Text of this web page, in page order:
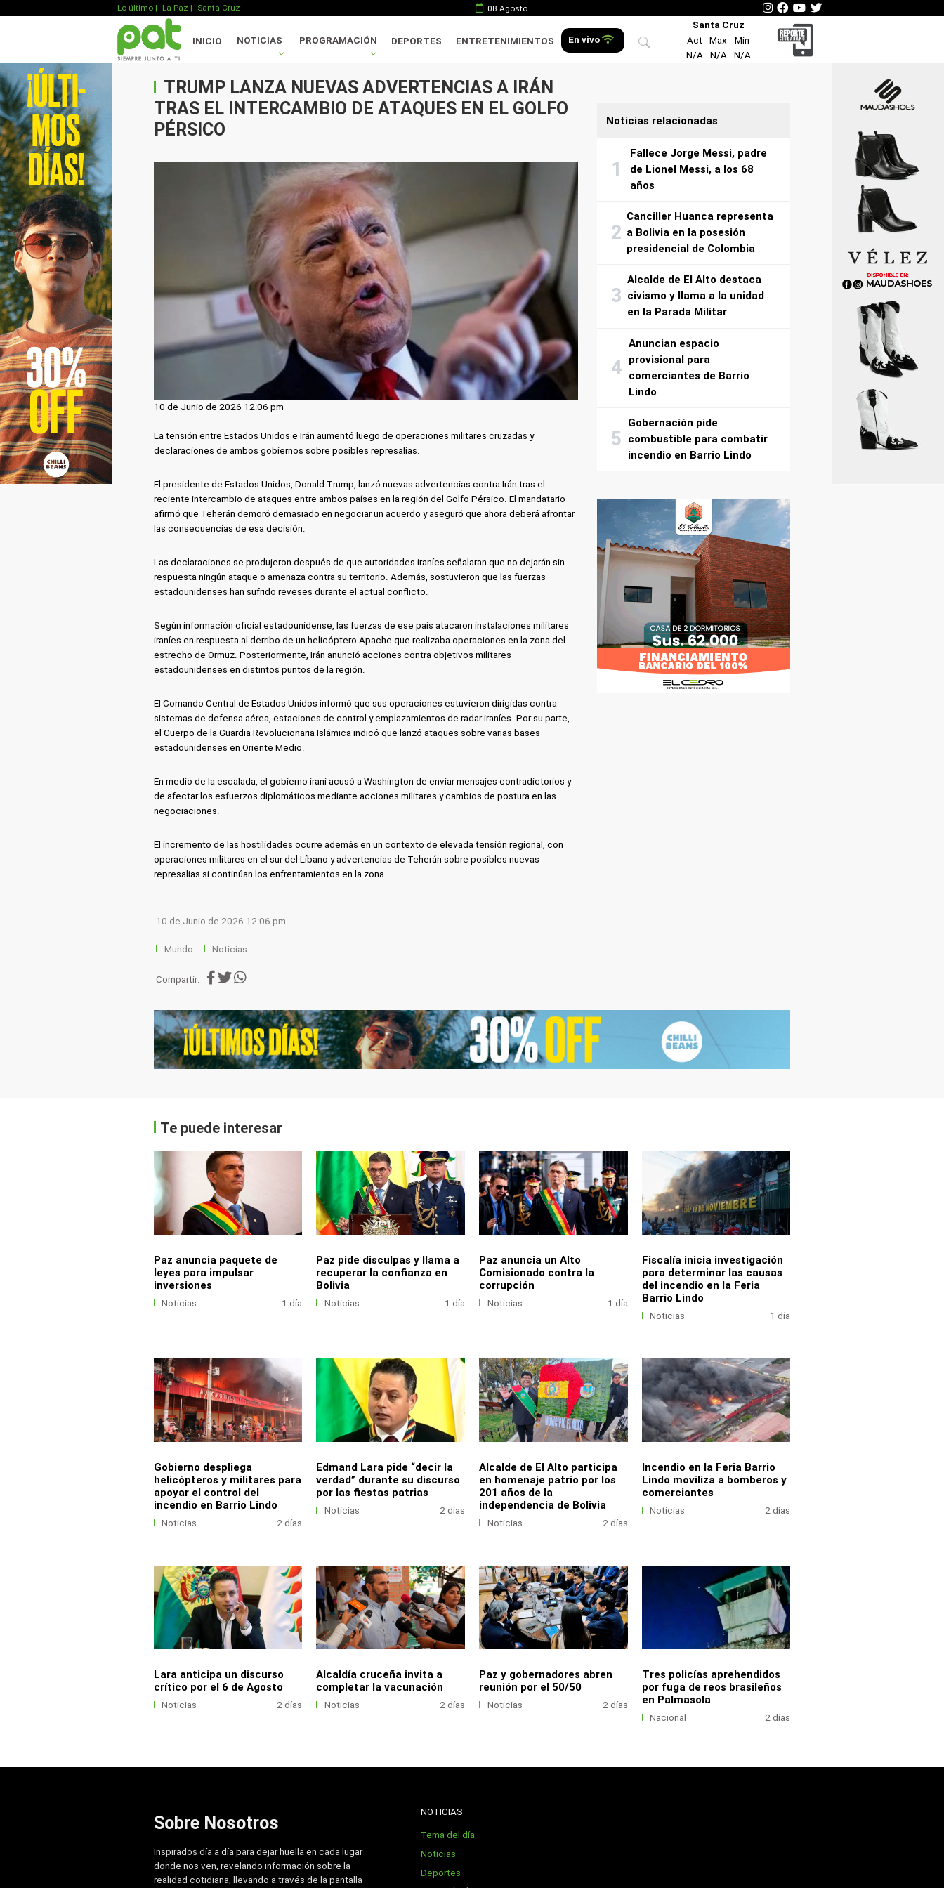
Lo último | La Paz | Santa Cruz 08 Agosto
INICIO NOTICIAS PROGRAMACIÓN DEPORTES ENTRETENIMIENTOS En vivo
Santa Cruz
Act
Max
Min
N/A
N/A N/A
TRUMP LANZA NUEVAS ADVERTENCIAS A IRÁN
TRAS EL INTERCAMBIO DE ATAQUES EN EL GOLFO
PÉRSICO
10 de Junio de 2026 12:06 pm
La tensión entre Estados Unidos e Irán aumentó luego de operaciones militares cruzadas y
declaraciones de ambos gobiernos sobre posibles represalias.
El presidente de Estados Unidos, Donald Trump, lanzó nuevas advertencias contra Irán tras el
reciente intercambio de ataques entre ambos países en la región del Golfo Pérsico. El mandatario
afirmó que Teherán demoró demasiado en negociar un acuerdo y aseguró que ahora deberá afrontar
las consecuencias de esa decisión.
Las declaraciones se produjeron después de que autoridades iraníes señalaran que no dejarán sin
respuesta ningún ataque o amenaza contra su territorio. Además, sostuvieron que las fuerzas
estadounidenses han sufrido reveses durante el actual conflicto.
Según información oficial estadounidense, las fuerzas de ese país atacaron instalaciones militares
iraníes en respuesta al derribo de un helicóptero Apache que realizaba operaciones en la zona del
estrecho de Ormuz. Posteriormente, Irán anunció acciones contra objetivos militares
estadounidenses en distintos puntos de la región.
El Comando Central de Estados Unidos informó que sus operaciones estuvieron dirigidas contra
sistemas de defensa aérea, estaciones de control y emplazamientos de radar iraníes. Por su parte,
el Cuerpo de la Guardia Revolucionaria Islámica indicó que lanzó ataques sobre varias bases
estadounidenses en Oriente Medio.
En medio de la escalada, el gobierno iraní acusó a Washington de enviar mensajes contradictorios y
de afectar los esfuerzos diplomáticos mediante acciones militares y cambios de postura en las
negociaciones.
El incremento de las hostilidades ocurre además en un contexto de elevada tensión regional, con
operaciones militares en el sur del Líbano y advertencias de Teherán sobre posibles nuevas
represalias si continúan los enfrentamientos en la zona.
10 de Junio de 2026 12:06 pm
Mundo Noticias
Compartir:
Noticias relacionadas
Fallece Jorge Messi, padre
de Lionel Messi, a los 68
años
Canciller Huanca representa
a Bolivia en la posesión
presidencial de Colombia
Alcalde de El Alto destaca
civismo y llama a la unidad
en la Parada Militar
Anuncian espacio
provisional para
comerciantes de Barrio
Lindo
Gobernación pide
combustible para combatir
incendio en Barrio Lindo
Te puede interesar
Paz anuncia paquete de
leyes para impulsar
inversiones
Noticias 1 día
Paz pide disculpas y llama a
recuperar la confianza en
Bolivia
Noticias 1 día
Paz anuncia un Alto
Comisionado contra la
corrupción
Noticias 1 día
Fiscalía inicia investigación
para determinar las causas
del incendio en la Feria
Barrio Lindo
Noticias 1 día
Gobierno despliega
helicópteros y militares para
apoyar el control del
incendio en Barrio Lindo
Noticias 2 días
Edmand Lara pide “decir la
verdad” durante su discurso
por las fiestas patrias
Noticias 2 días
Alcalde de El Alto participa
en homenaje patrio por los
201 años de la
independencia de Bolivia
Noticias 2 días
Incendio en la Feria Barrio
Lindo moviliza a bomberos y
comerciantes
Noticias 2 días
Lara anticipa un discurso
crítico por el 6 de Agosto
Noticias 2 días
Alcaldía cruceña invita a
completar la vacunación
Noticias 2 días
Paz y gobernadores abren
reunión por el 50/50
Noticias 2 días
Tres policías aprehendidos
por fuga de reos brasileños
en Palmasola
Nacional 2 días
Sobre Nosotros
Inspirados día a día para dejar huella en cada lugar
donde nos ven, revelando información sobre la
realidad cotidiana, llevando a través de la pantalla
NOTICIAS
Tema del día
Noticias
Deportes